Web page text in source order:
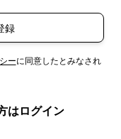
録
ーに同意したとみなされ
はログイン